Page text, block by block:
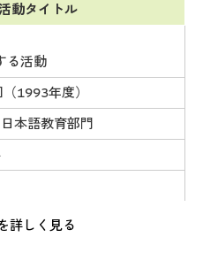
動タイトル
る活動
1993年度）
本語教育部門
詳しく見る